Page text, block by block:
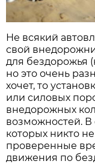
Не всякий
свой
для бездорожья
но это очень
хочет, то
или силовых
внедорожных
возможностей. В
которых никто
проверенные
движения по